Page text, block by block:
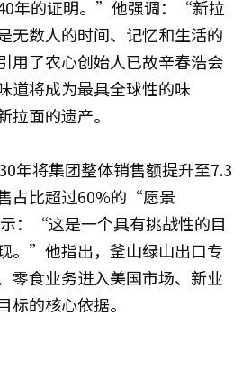
年的证明。”他强调：“新拉
无数人的时间、记忆和生活的
用了农心创始人已故辛春浩会
道将成为最具全球性的味
面的遗产。
年将集团整体销售额提升至7.3
占比超过60%的“愿景
：“这是一个具有挑战性的目
。”他指出，釜山绿山出口专
零食业务进入美国市场、新业
标的核心依据。